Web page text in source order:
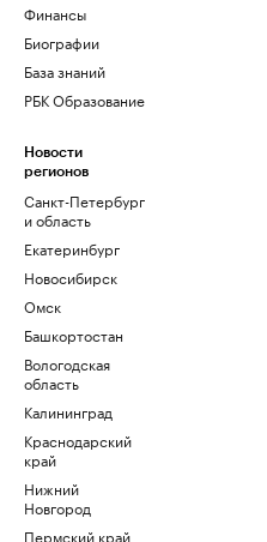
Финансы
Биографии
База знаний
РБК Образование
Новости
регионов
Санкт-Петербург
и область
Екатеринбург
Новосибирск
Омск
Башкортостан
Вологодская
область
Калининград
Краснодарский
край
Нижний
Новгород
Пермский край